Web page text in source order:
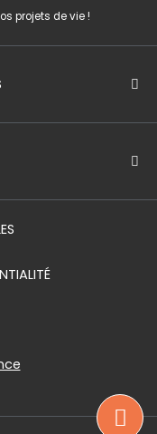
b
projets de vie !